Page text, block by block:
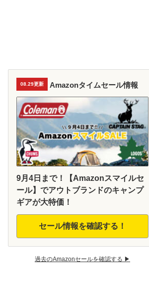
08.29更新 Amazonタイムセール情報
9月4日まで！【Amazonスマイルセ
ール】でアウトブランドのキャンプ
ギアが大特価！
セール情報を確認する！
過去のAmazonセールを確認する ▶︎